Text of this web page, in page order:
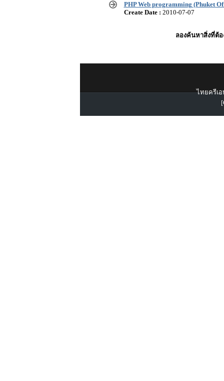
PHP Web programming (Phuket
Create Date : 2010-07-07
ลองค้นหาสิ่งที่ต้อ
ไทยครีเอ
[